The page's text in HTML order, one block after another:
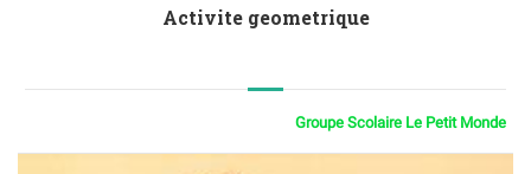
Activite geometrique
Groupe Scolaire Le Petit Monde